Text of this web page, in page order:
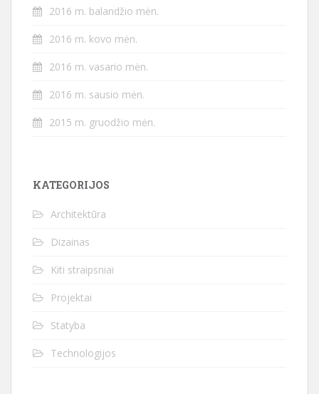
2016 m. balandžio mėn.
2016 m. kovo mėn.
2016 m. vasario mėn.
2016 m. sausio mėn.
2015 m. gruodžio mėn.
KATEGORIJOS
Architektūra
Dizainas
Kiti straipsniai
Projektai
Statyba
Technologijos